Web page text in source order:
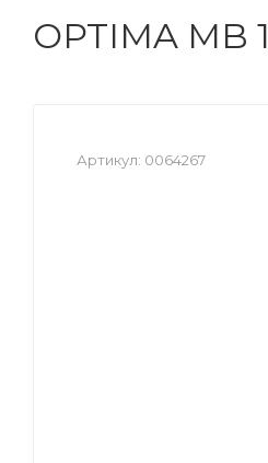
ОPTIMA MB
Артикул: 0064267